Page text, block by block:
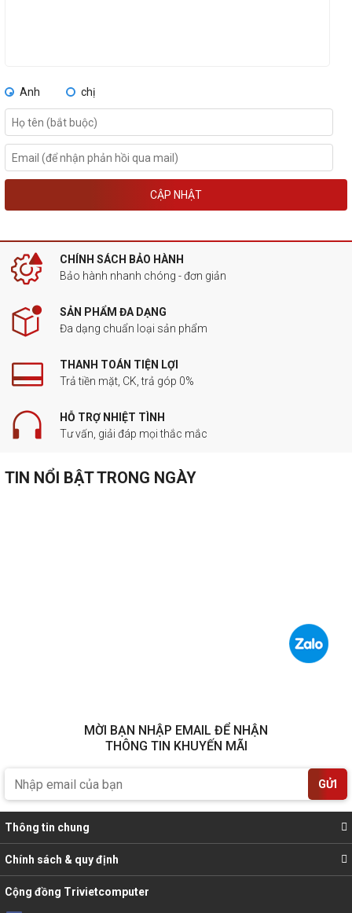
Anh chị
CẬP NHẬT
CHÍNH SÁCH BẢO HÀNH
Bảo hành nhanh chóng - đơn giản
SẢN PHẨM ĐA DẠNG
Đa dạng chuẩn loại sản phẩm
THANH TOÁN TIỆN LỢI
Trả tiền mặt, CK, trả góp 0%
HỖ TRỢ NHIỆT TÌNH
Tư vấn, giải đáp mọi thắc mắc
TIN NỔI BẬT TRONG NGÀY
MỜI BẠN NHẬP EMAIL ĐỂ NHẬN
THÔNG TIN KHUYẾN MÃI
GỬI
Thông tin chung
Chính sách & quy định
Cộng đồng Trivietcomputer